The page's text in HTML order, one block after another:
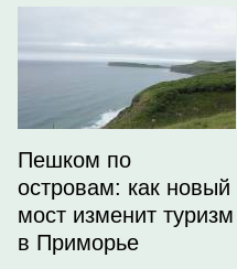
Пешком по
островам: как новый
мост изменит туризм
в Приморье